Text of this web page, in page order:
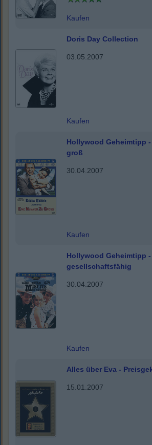
Kaufen
Doris Day Collection
03.05.2007
Kaufen
Hollywood Geheimtipp -
groß
30.04.2007
Kaufen
Hollywood Geheimtipp
gesellschaftsfähig
30.04.2007
Kaufen
Alles über Eva -
15.01.2007